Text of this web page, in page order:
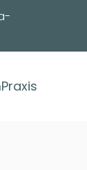
Praxis